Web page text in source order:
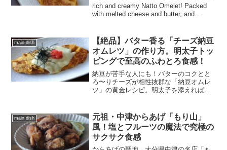
rich and creamy Natto Omelet! Packed
with melted cheese and butter, and
single pan!
main dish
【絶品】バター香る「チーズ納豆
オムレツ」の作り方。明太子トッ
ピングで至高のふわとろ食感！
納豆が苦手な人にも！バターのコクとと
ろ〜りチーズが相性抜群な「納豆オムレ
ツ」の黄金レシピ。明太子を添えれば、
満点なふわとろ時短メニューをご紹介し
ます。
main dish
元祖・中津からあげ「もり山」
風！塩とフルーツの魔法で究極の
サクサク食感